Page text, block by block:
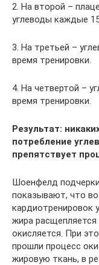
2. На второй –
углеводы каждые
3. На третьей –
время тренировки.
4. На четвертой –
время тренировки.
Результат:
потребление
препятствует
Шоенфелд
показывают, что
кардиотренировок
жира
окисляется. При
прошли процесс
жировую ткань, в